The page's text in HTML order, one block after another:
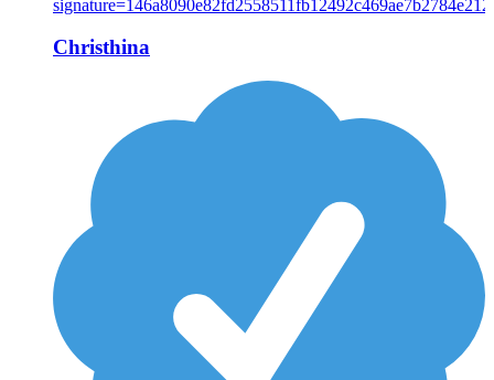
Christhina